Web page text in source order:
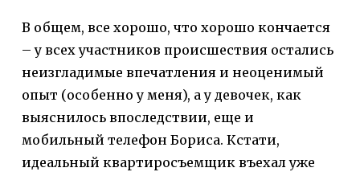
В общем, все хорошо, что хорошо кончается
– у всех участников происшествия остались
неизгладимые впечатления и неоценимый
опыт (особенно у меня), а у девочек, как
выяснилось впоследствии, еще и
мобильный телефон Бориса. Кстати,
идеальный квартиросъемщик въехал уже